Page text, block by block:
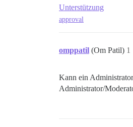
Unterstützung
approval
omppatil (Om Patil) 1
Kann ein
Administrator/